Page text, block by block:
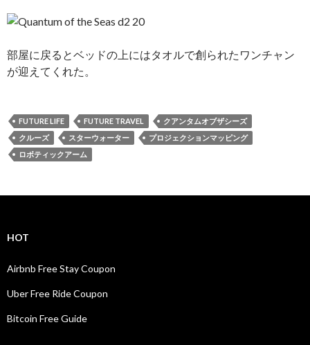
部屋に戻るとベッドの上にはタオルで創られたワンチャン
が迎えてくれた。
FUTURE LIFE FUTURE TRAVEL
クアンタムオブザシーズ
クルーズ
スターウォーター
プロジェクションマッピング
ロボティックアーム
HOT
Airbnb Free Stay Coupon
Uber Free Ride Coupon
Bitcoin Free Guide